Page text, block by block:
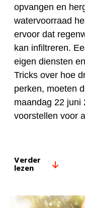
opvangen en
watervoorraad
ervoor dat
kan infiltreren.
eigen diensten
Tricks over hoe
perken, moeten
maandag 22 juni
voorstellen voor
Verder
lezen